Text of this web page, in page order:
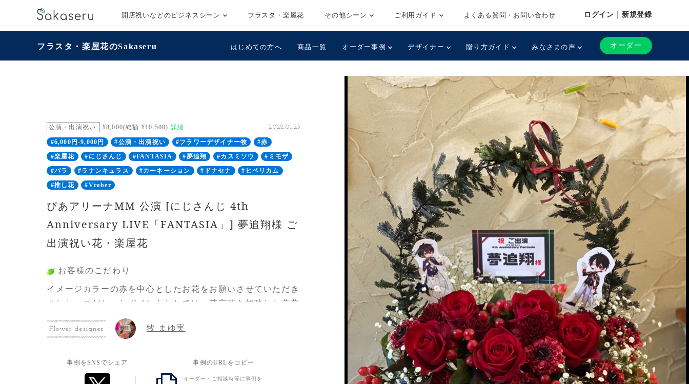
開店祝いなどのビジネスシーン フラスタ・楽屋花 その他シーン ご利用ガイド よくある質問・お問い合わせ ログイン｜新規登録
フラスタ・楽屋花のSakaseru はじめての方へ 商品一覧 オーダー事例 デザイナー 贈り方ガイド みなさまの声 オーダー
公演・出演祝い ¥8,000(総額 ¥10,500) 詳細 2022.01.23
#6,000円-9,000円 #公演・出演祝い #フラワーデザイナー牧
#赤
#楽屋花
#にじさんじ #FANTASIA #夢追翔 #カスミソウ
#ミモザ
#バラ
#ラナンキュラス #カーネーション #ドナセナ
#ヒペリカム
#推し花
#Vtuber
ぴあアリーナMM 公演 [にじさんじ 4th
Anniversary LIVE「FANTASIA」] 夢追翔様 ご
出演祝い花・楽屋花
お客様のこだわり
イメージカラーの赤を中心としたお花をお願いさせていただき
ました。こだわったポイントとしては、花言葉を加味した薔薇
の本数や、より本人のイメージに近づくように取り入れた白の
かすみ草と黒のドラセナです。
を表現させていただきました。
立ち札のデザインも彼のヘッドフォンをイメージしたカラーリ
Flower designer 牧 まゆ実
事例をSNSでシェア 事例のURLをコピー
オーダー・ご相談時等に事例を